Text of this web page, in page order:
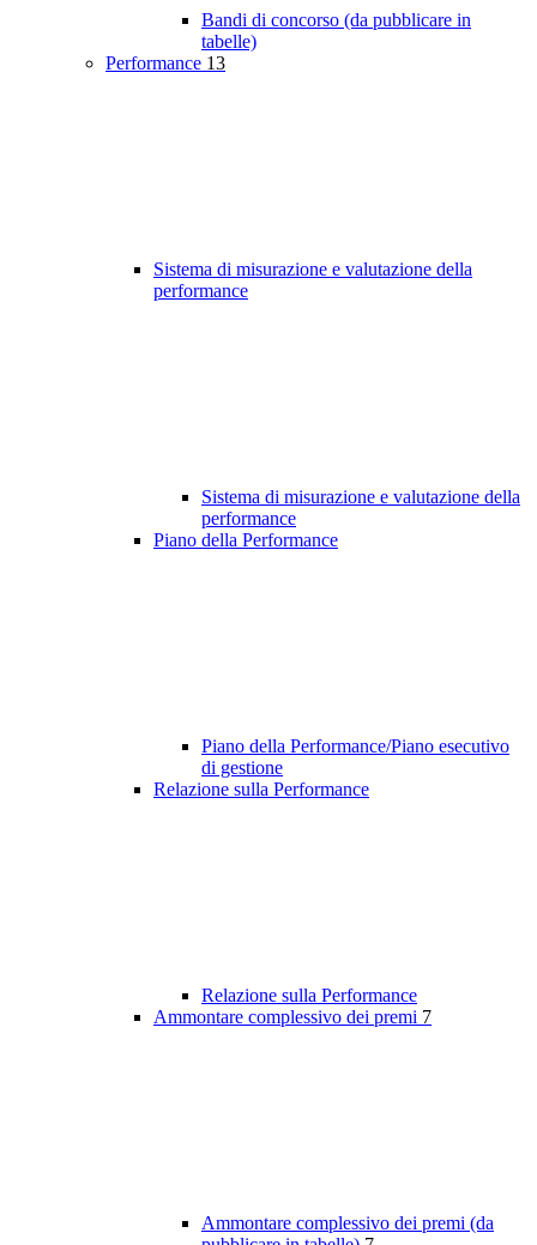
Bandi di concorso (da pubblicare in
tabelle)
Performance 13
Sistema di misurazione e valutazione della
performance
Sistema di misurazione e valutazione della
performance
Piano della Performance
Piano della Performance/Piano esecutivo
di gestione
Relazione sulla Performance
Relazione sulla Performance
Ammontare complessivo dei premi 7
Ammontare complessivo dei premi (da